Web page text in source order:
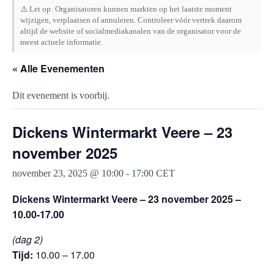
⚠️ Let op: Organisatoren kunnen markten op het laatste moment
wijzigen, verplaatsen of annuleren. Controleer vóór vertrek daarom
altijd de website of socialmediakanalen van de organisator voor de
meest actuele informatie.
« Alle Evenementen
Dit evenement is voorbij.
Dickens Wintermarkt Veere – 23
november 2025
november 23, 2025 @ 10:00 - 17:00 CET
Dickens Wintermarkt Veere – 23 november 2025 –
10.00-17.00
(dag 2)
Tijd: 10.00 – 17.00